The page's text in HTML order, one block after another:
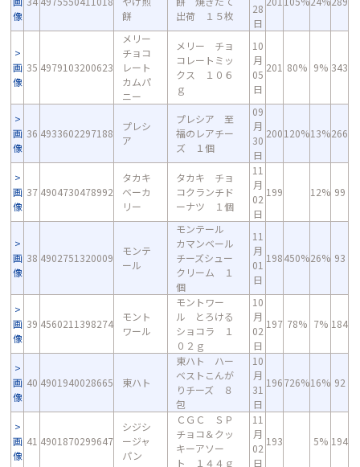
像
餅
出荷 １５枚
28
日
画
像
35 4979103200623
メリー
チョコ
レート
カムパ
ニー
メリー チョ
コレートミッ
クス １０６
ｇ
10
月
05
日
201 80% 9% 343
画
像
36 4933602297188
プレシ
ア
プレシア 至
福のレアチー
ズ １個
09
月
30
日
200120%13%266
画
像
37 4904730478992
タカキ
ベーカ
リー
タカキ チョ
コクランチド
ーナツ １個
11
月
02
日
199 12% 99
画
像
38 4902751320009
モンテ
ール
モンテール
カマンベール
チーズシュー
クリーム １
個
11
月
01
日
198450%26% 93
画
像
39 4560211398274
モント
ワール
モントワー
ル とろける
ショコラ １
０２ｇ
10
月
02
日
197 78% 7% 184
画
像
40 4901940028665 東ハト
東ハト ハー
ベストこんが
りチーズ ８
包
10
月
31
日
196726%16% 92
画
像
41 4901870299647
シジシ
ージャ
パン
ＣＧＣ ＳＰ
チョコ＆クッ
キーアソー
ト １４４ｇ
11
月
02
日
193 5% 194